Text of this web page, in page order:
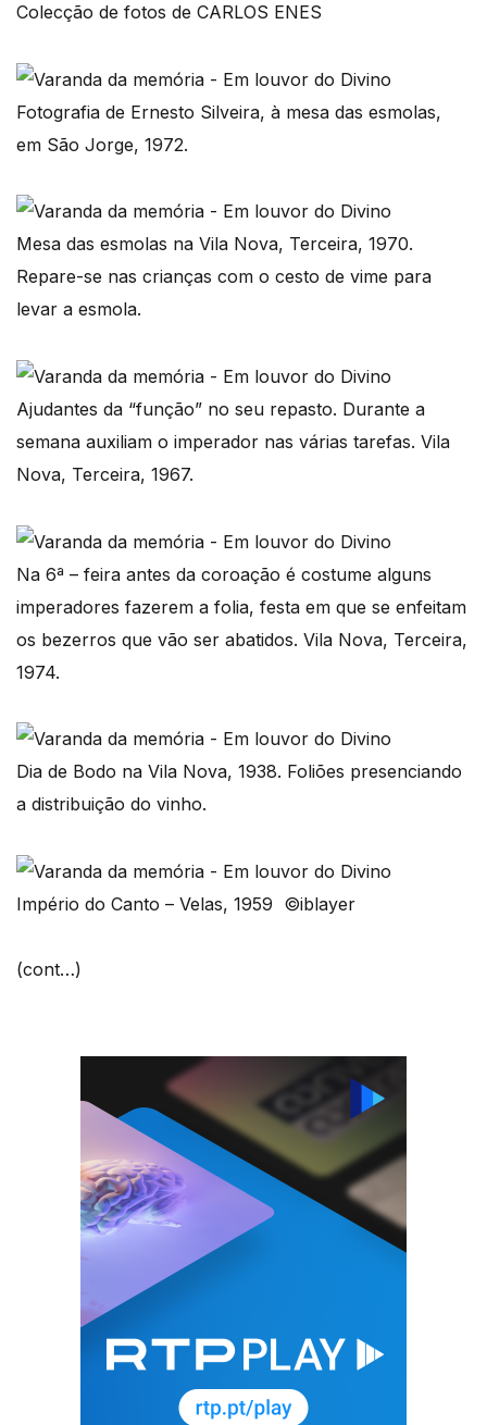
Colecção de fotos de CARLOS ENES
Fotografia de Ernesto Silveira, à mesa das esmolas,
em São Jorge, 1972.
Mesa das esmolas na Vila Nova, Terceira, 1970.
Repare-se nas crianças com o cesto de vime para
levar a esmola.
Ajudantes da “função” no seu repasto. Durante a
semana auxiliam o imperador nas várias tarefas. Vila
Nova, Terceira, 1967.
Na 6ª – feira antes da coroação é costume alguns
imperadores fazerem a folia, festa em que se enfeitam
os bezerros que vão ser abatidos. Vila Nova, Terceira,
1974.
Dia de Bodo na Vila Nova, 1938. Foliões presenciando
a distribuição do vinho.
Império do Canto – Velas, 1959 ©iblayer
(cont…)